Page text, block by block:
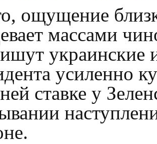
ощущение
массами
украинские
усиленно
ставке у